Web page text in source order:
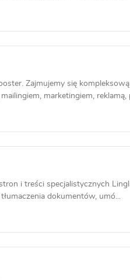
Zajmujemy się kompleksową
marketingiem, reklamą,
i treści specjalistycznych
dokumentów, umó...